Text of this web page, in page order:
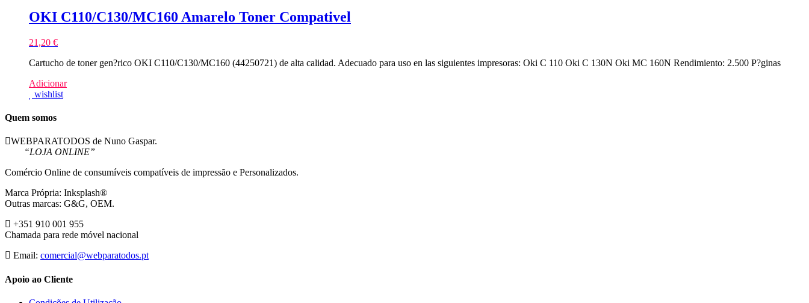
OKI C110/C130/MC160 Amarelo Toner Compativel
21,20 €
Cartucho de toner gen?rico OKI C110/C130/MC160 (44250721) de alta calidad. Adecuado para uso en las siguientes impresoras: Oki C 110 Oki C 130N Oki MC 160N Rendimiento: 2.500 P?ginas
Adicionar
wishlist
Quem somos
WEBPARATODOS de Nuno Gaspar.
“LOJA ONLINE”
Comércio Online de consumíveis compatíveis de impressão e Personalizados.
Marca Própria: Inksplash®
Outras marcas: G&G, OEM.
+351 910 001 955
Chamada para rede móvel nacional
Email: comercial@webparatodos.pt
Apoio ao Cliente